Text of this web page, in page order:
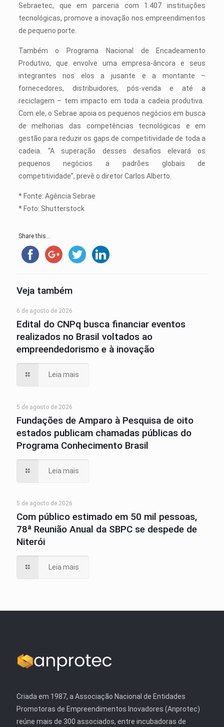
Sebraetec, que em parceria com 1.407 instituições
tecnológicas, promove a inovação nos empreendimentos
de pequeno porte.
Também o Programa Nacional de Encadeamento
Produtivo, que envolve uma empresa-âncora e seus
integrantes nos elos a jusante e a montante –
fornecedores, distribuidores, pós-venda e até a
reciclagem – tem impacto em toda a cadeia produtiva.
Com ele, o Sebrae apoia os pequenos negócios em busca
de melhorias das competências tecnológicas e em
gestão para reduzir os gaps de competitividade de toda a
cadeia. “A superação desses desafios elevará os
pequenos negócios a padrões globais de
competitividade”, prevê o diretor Carlos Alberto.
* Fonte: Agência Sebrae
* Foto: Shutterstock
Share this...
Veja também
6 de agosto de 2026
Edital do CNPq busca financiar eventos
realizados no Brasil voltados ao
empreendedorismo e à inovação
Leia mais
5 de agosto de 2026
Fundações de Amparo à Pesquisa de oito
estados publicam chamadas públicas do
Programa Conhecimento Brasil
Leia mais
5 de agosto de 2026
Com público estimado em 50 mil pessoas,
78ª Reunião Anual da SBPC se despede de
Niterói
Leia mais
Criada em 1987, a Associação Nacional de Entidades
Promotoras de Empreendimentos Inovadores (Anprotec)
reúne mais de 300 associados, entre incubadoras de